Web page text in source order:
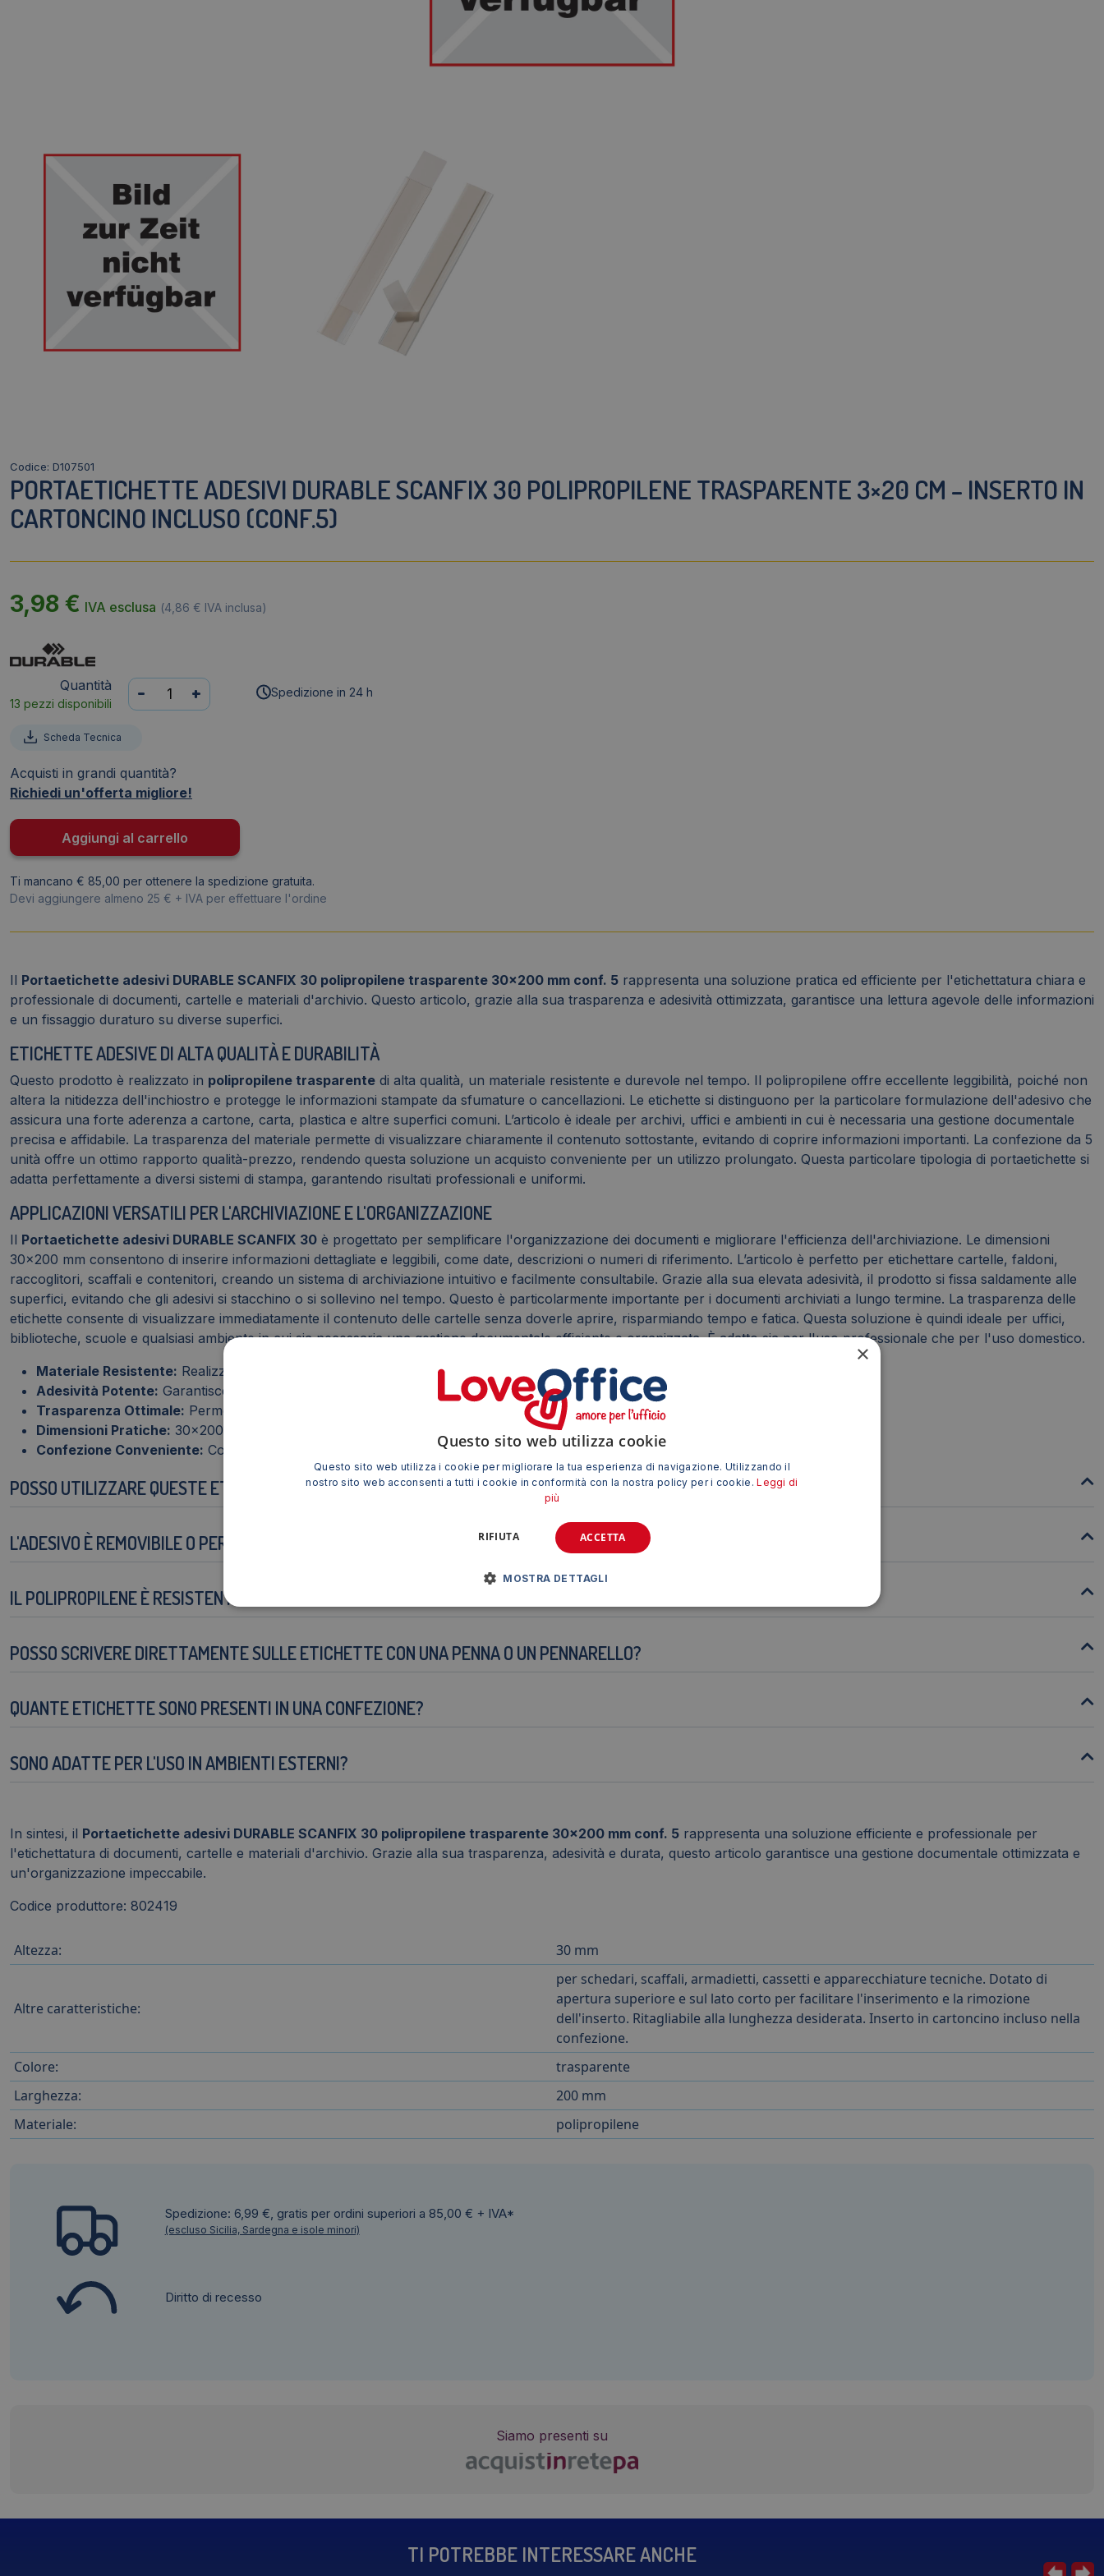
Codice: D107501
PORTAETICHETTE ADESIVI DURABLE SCANFIX 30 POLIPROPILENE TRASPARENTE 3×20 CM – INSERTO IN
CARTONCINO INCLUSO (CONF.5)
3,98 € IVA esclusa (4,86 € IVA inclusa)
Quantità
13 pezzi disponibili
Portaetichette
adesivi
polipropilene
Trasparente
3x20
cm
-
Inserto
in
quantità
- + Spedizione in 24 h
Scheda Tecnica
Acquisti in grandi quantità?
Richiedi un'offerta migliore!
Aggiungi al carrello
Ti mancano € 85,00 per ottenere la spedizione gratuita.
Devi aggiungere almeno 25 € + IVA per effettuare l'ordine
Il Portaetichette adesivi DURABLE SCANFIX 30 polipropilene trasparente 30x200 mm conf. 5 rappresenta una soluzione pratica ed efficiente per l'etichettatura chiara e
professionale di documenti, cartelle e materiali d'archivio. Questo articolo, grazie alla sua trasparenza e adesività ottimizzata, garantisce una lettura agevole delle informazioni
e un fissaggio duraturo su diverse superfici.
ETICHETTE ADESIVE DI ALTA QUALITÀ E DURABILITÀ
Questo prodotto è realizzato in polipropilene trasparente di alta qualità, un materiale resistente e durevole nel tempo. Il polipropilene offre eccellente leggibilità, poiché non
altera la nitidezza dell'inchiostro e protegge le informazioni stampate da sfumature o cancellazioni. Le etichette si distinguono per la particolare formulazione dell'adesivo che
assicura una forte aderenza a cartone, carta, plastica e altre superfici comuni. L’articolo è ideale per archivi, uffici e ambienti in cui è necessaria una gestione documentale
precisa e affidabile. La trasparenza del materiale permette di visualizzare chiaramente il contenuto sottostante, evitando di coprire informazioni importanti. La confezione da 5
unità offre un ottimo rapporto qualità-prezzo, rendendo questa soluzione un acquisto conveniente per un utilizzo prolungato. Questa particolare tipologia di portaetichette si
adatta perfettamente a diversi sistemi di stampa, garantendo risultati professionali e uniformi.
APPLICAZIONI VERSATILI PER L'ARCHIVIAZIONE E L'ORGANIZZAZIONE
Il Portaetichette adesivi DURABLE SCANFIX 30 è progettato per semplificare l'organizzazione dei documenti e migliorare l'efficienza dell'archiviazione. Le dimensioni
30x200 mm consentono di inserire informazioni dettagliate e leggibili, come date, descrizioni o numeri di riferimento. L’articolo è perfetto per etichettare cartelle, faldoni,
raccoglitori, scaffali e contenitori, creando un sistema di archiviazione intuitivo e facilmente consultabile. Grazie alla sua elevata adesività, il prodotto si fissa saldamente alle
superfici, evitando che gli adesivi si stacchino o si sollevino nel tempo. Questo è particolarmente importante per i documenti archiviati a lungo termine. La trasparenza delle
etichette consente di visualizzare immediatamente il contenuto delle cartelle senza doverle aprire, risparmiando tempo e fatica. Questa soluzione è quindi ideale per uffici,
biblioteche, scuole e qualsiasi ambiente in cui sia necessaria una gestione documentale efficiente e organizzata. È adatto sia per l'uso professionale che per l'uso domestico.
Materiale Resistente: Realizzato in polipropilene trasparente di alta qualità per una maggiore durata e leggibilità.
Adesività Potente: Garantisce una forte aderenza a diverse superfici, evitando che gli adesivi si stacchino.
Trasparenza Ottimale: Permette di visualizzare chiaramente il contenuto sottostante senza coprirlo.
Dimensioni Pratiche: 30x200 mm, ideali per inserire informazioni dettagliate e leggibili.
Confezione Conveniente: Contiene 5 unità, offrendo un ottimo rapporto qualità-prezzo.
POSSO UTILIZZARE QUESTE ETICHETTE CON DIVERSE STAMPANTI?
L'ADESIVO È REMOVIBILE O PERMANENTE?
IL POLIPROPILENE È RESISTENTE ALL'UMIDITÀ E AGLI AGENTI ATMOSFERICI?
POSSO SCRIVERE DIRETTAMENTE SULLE ETICHETTE CON UNA PENNA O UN PENNARELLO?
QUANTE ETICHETTE SONO PRESENTI IN UNA CONFEZIONE?
SONO ADATTE PER L'USO IN AMBIENTI ESTERNI?
In sintesi, il Portaetichette adesivi DURABLE SCANFIX 30 polipropilene trasparente 30x200 mm conf. 5 rappresenta una soluzione efficiente e professionale per
l'etichettatura di documenti, cartelle e materiali d'archivio. Grazie alla sua trasparenza, adesività e durata, questo articolo garantisce una gestione documentale ottimizzata e
un'organizzazione impeccabile.
Codice produttore: 802419
Altezza: 30 mm
Altre caratteristiche:
per schedari, scaffali, armadietti, cassetti e apparecchiature tecniche. Dotato di
apertura superiore e sul lato corto per facilitare l'inserimento e la rimozione
dell'inserto. Ritagliabile alla lunghezza desiderata. Inserto in cartoncino incluso nella
confezione.
Colore:
trasparente
Larghezza:
200 mm
Materiale:
polipropilene
Spedizione: 6,99 €, gratis per ordini superiori a 85,00 € + IVA*
(escluso Sicilia, Sardegna e isole minori)
Diritto di recesso
Siamo presenti su
TI POTREBBE INTERESSARE ANCHE
×
Questo sito web utilizza cookie
Questo sito web utilizza i cookie per migliorare la tua esperienza di navigazione. Utilizzando il
nostro sito web acconsenti a tutti i cookie in conformità con la nostra policy per i cookie.Leggi di
più
ACCETTA
RIFIUTA
MOSTRA DETTAGLI